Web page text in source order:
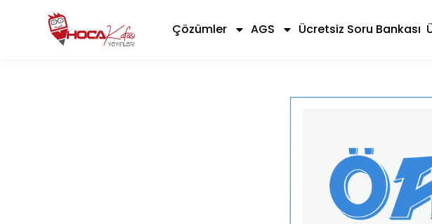
Çözümler AGS Ücretsiz Soru Bankası